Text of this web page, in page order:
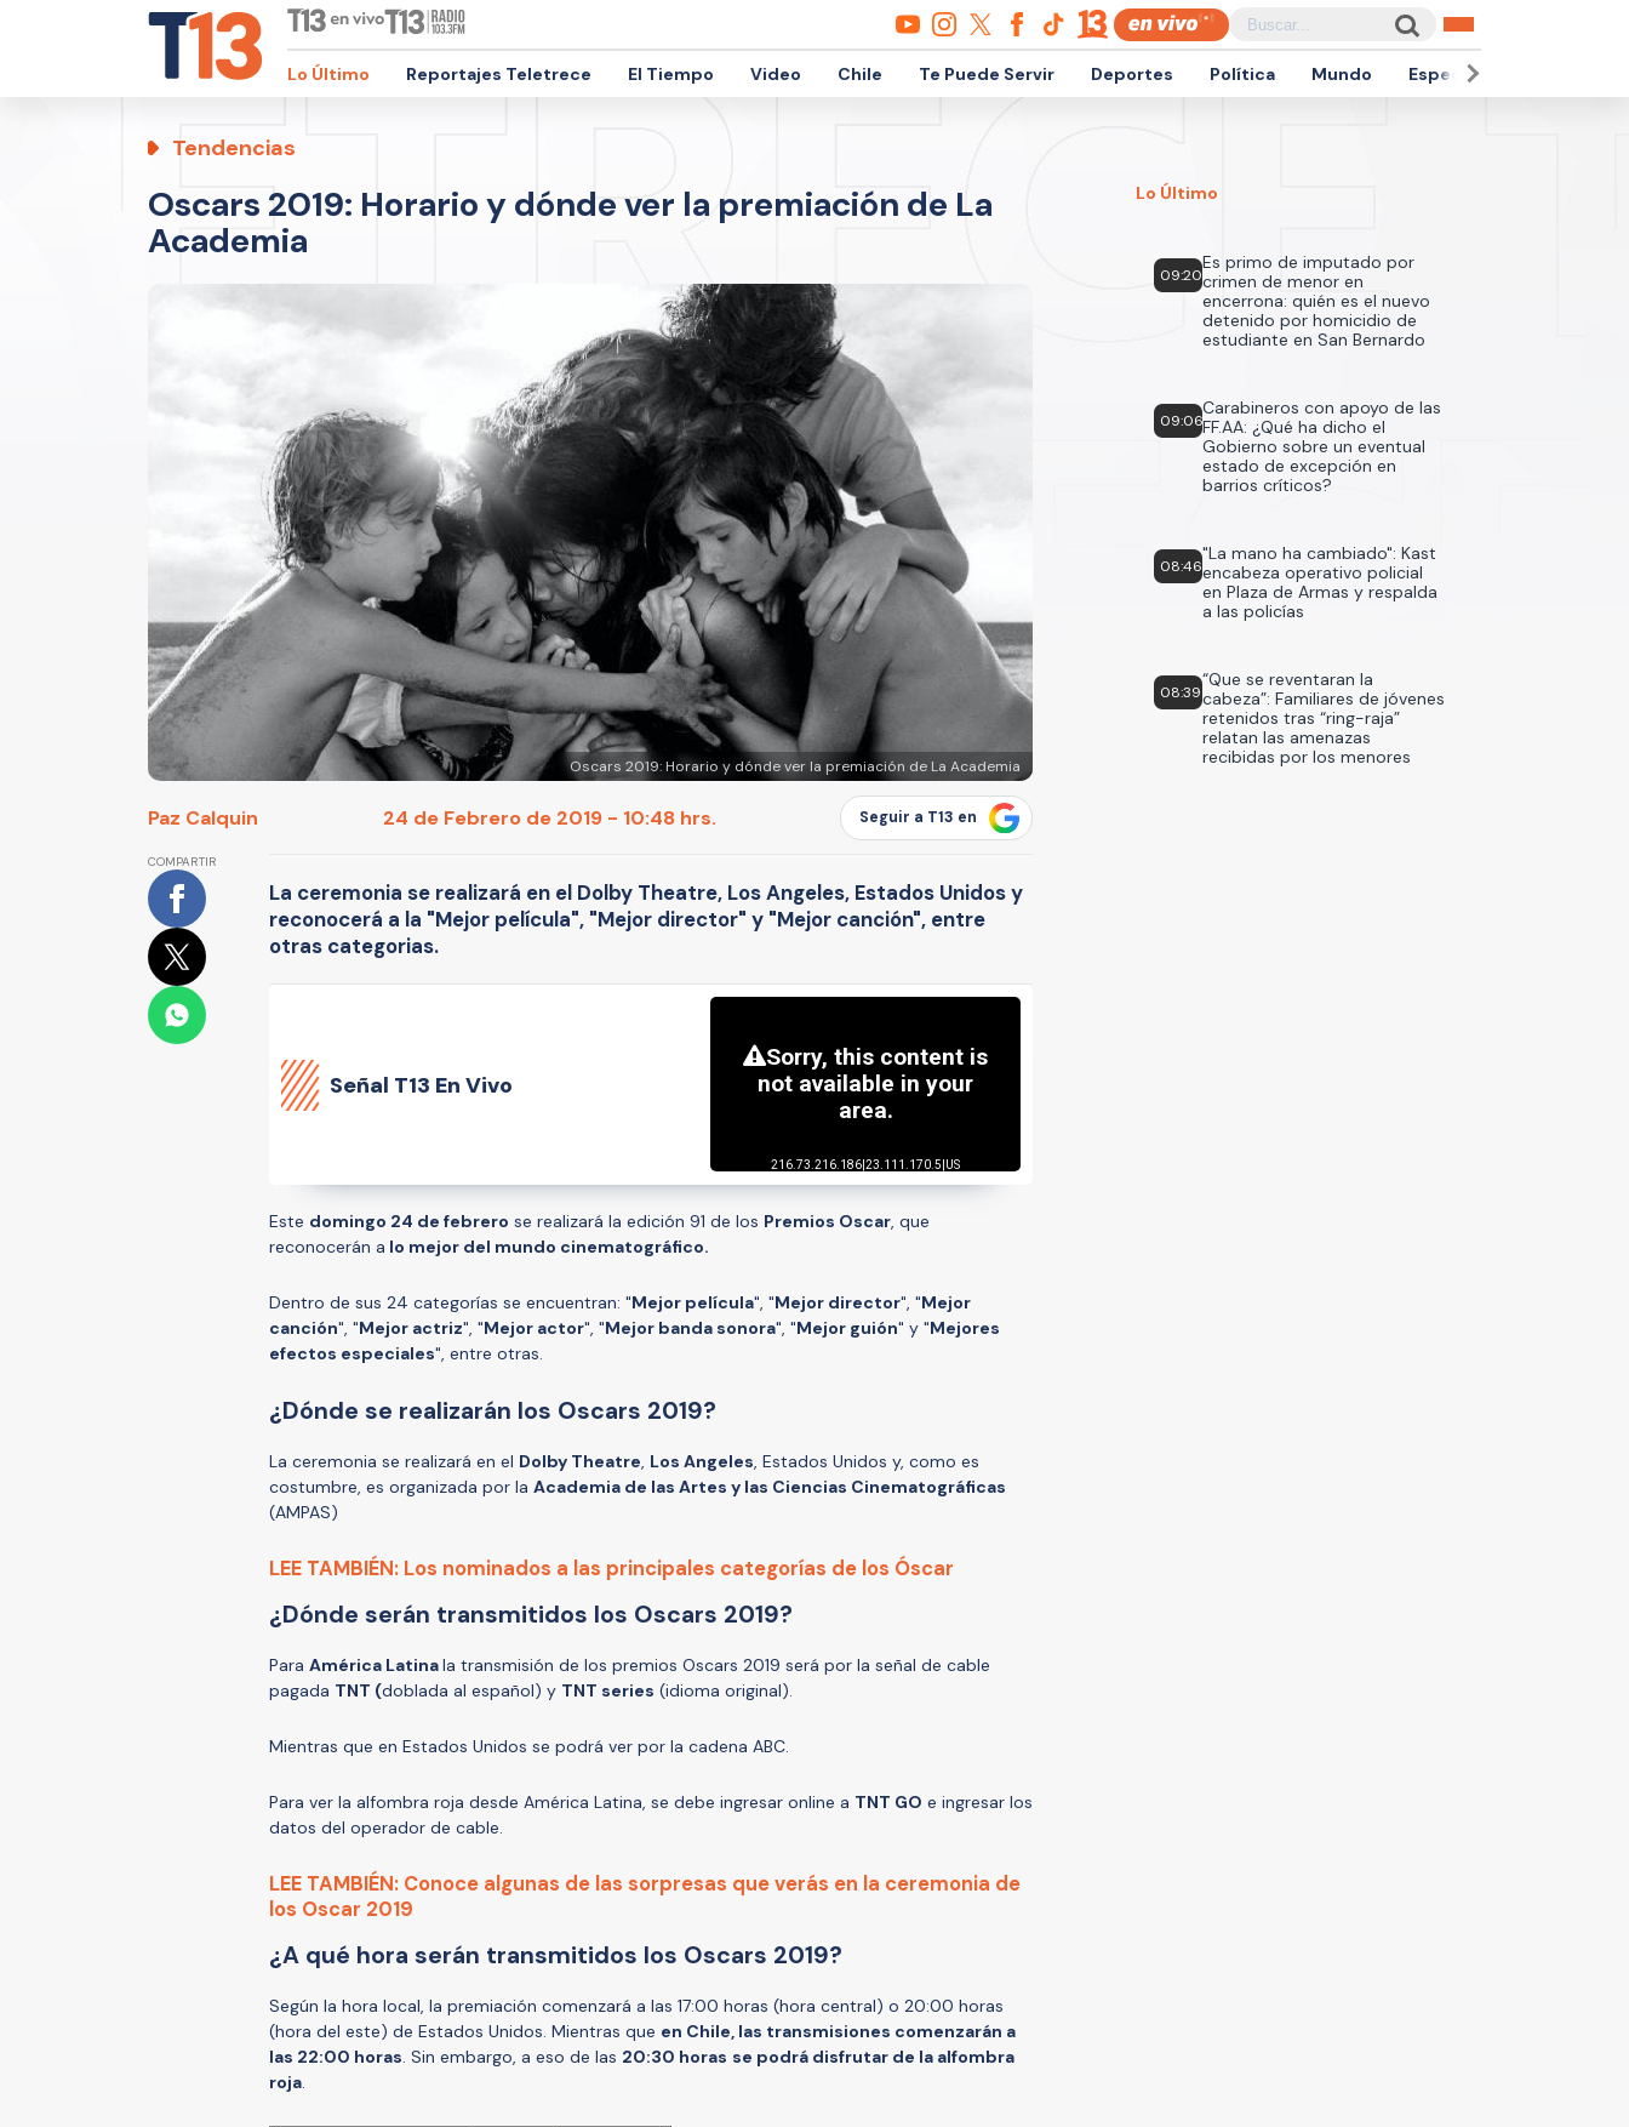
Lo Último Reportajes Teletrece El Tiempo Video Chile Te Puede Servir Deportes Política Mundo Espectáculos
Tendencias
Oscars 2019: Horario y dónde ver la premiación de La
Academia
Oscars 2019: Horario y dónde ver la premiación de La Academia
Paz Calquin 24 de Febrero de 2019 - 10:48 hrs. Seguir a T13 en
COMPARTIR
La ceremonia se realizará en el Dolby Theatre, Los Angeles, Estados Unidos y
reconocerá a la "Mejor película", "Mejor director" y "Mejor canción", entre
otras categorias.
Señal T13 En Vivo
Este domingo 24 de febrero se realizará la edición 91 de los Premios Oscar, que
reconocerán a lo mejor del mundo cinematográfico.
Dentro de sus 24 categorías se encuentran: "Mejor película", "Mejor director", "Mejor
canción", "Mejor actriz", "Mejor actor", "Mejor banda sonora", "Mejor guión" y "Mejores
efectos especiales", entre otras.
¿Dónde se realizarán los Oscars 2019?
La ceremonia se realizará en el Dolby Theatre, Los Angeles, Estados Unidos y, como es
costumbre, es organizada por la Academia de las Artes y las Ciencias Cinematográficas
(AMPAS)
LEE TAMBIÉN: Los nominados a las principales categorías de los Óscar
¿Dónde serán transmitidos los Oscars 2019?
Para América Latinala transmisión de los premios Oscars 2019 será por la señal de cable
pagada TNT (doblada al español) y TNT series (idioma original).
Mientras que en Estados Unidos se podrá ver por la cadena ABC.
Para ver la alfombra roja desde América Latina, se debe ingresar online a TNT GO e ingresar los
datos del operador de cable.
LEE TAMBIÉN: Conoce algunas de las sorpresas que verás en la ceremonia de
los Oscar 2019
¿A qué hora serán transmitidos los Oscars 2019?
Según la hora local, la premiación comenzará a las 17:00 horas (hora central) o 20:00 horas
(hora del este) de Estados Unidos. Mientras que en Chile, las transmisiones comenzarán a
las 22:00 horas. Sin embargo, a eso de las 20:30 horas se podrá disfrutar de la alfombra
roja.
Lo Último
09:20
Es primo de imputado por
crimen de menor en
encerrona: quién es el nuevo
detenido por homicidio de
estudiante en San Bernardo
09:06
Carabineros con apoyo de las
FF.AA: ¿Qué ha dicho el
Gobierno sobre un eventual
estado de excepción en
barrios críticos?
08:46
"La mano ha cambiado": Kast
encabeza operativo policial
en Plaza de Armas y respalda
a las policías
08:39
“Que se reventaran la
cabeza”: Familiares de jóvenes
retenidos tras “ring-raja”
relatan las amenazas
recibidas por los menores